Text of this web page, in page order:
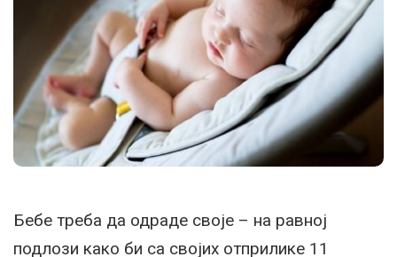
Бебе треба да одраде своје – на равној
подлози како би са својих отприлике 11